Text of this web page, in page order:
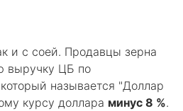
и с соей. Продавцы зерна
выручку ЦБ по
называется "Доллар
курсу доллара минус 8 %.